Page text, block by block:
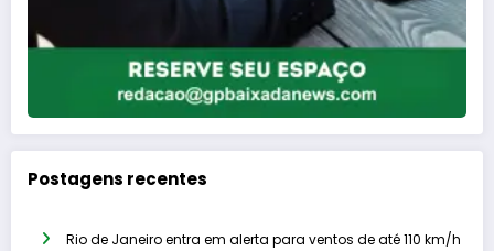
Postagens recentes
Rio de Janeiro entra em alerta para ventos de até 110 km/h